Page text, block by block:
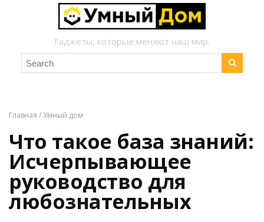
Гаджеты, которые меняют наш мир.
Главная / Умный дом
Что такое база знаний:
Исчерпывающее
руководство для
любознательных